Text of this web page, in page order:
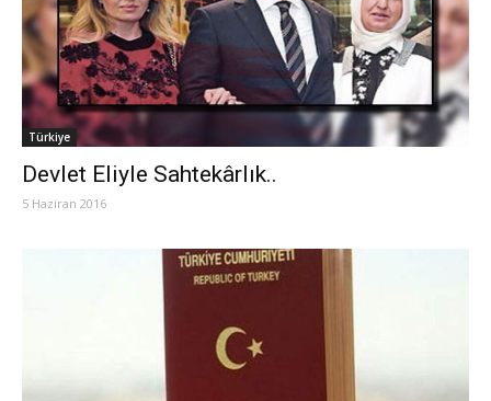
Türkiye
Devlet Eliyle Sahtekârlık..
5 Haziran 2016